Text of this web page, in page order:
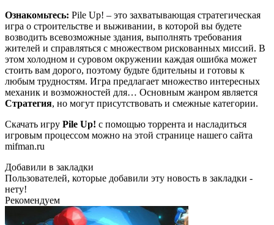
Ознакомьтесь: Pile Up! – это захватывающая стратегическая
игра о строительстве и выживании, в которой вы будете
возводить всевозможные здания, выполнять требования
жителей и справляться с множеством рискованных миссий. В
этом холодном и суровом окружении каждая ошибка может
стоить вам дорого, поэтому будьте бдительны и готовы к
любым трудностям. Игра предлагает множество интересных
механик и возможностей для… Основным жанром является
Стратегия, но могут присутствовать и смежные категории.
Скачать игру Pile Up! с помощью торрента и насладиться
игровым процессом можно на этой странице нашего сайта
mifman.ru
Добавили в закладки
Пользователей, которые добавили эту новость в закладки -
нету!
Рекомендуем